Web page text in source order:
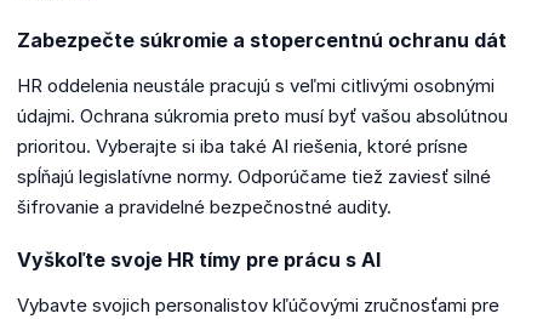
Zabezpečte súkromie a stopercentnú ochranu dát
HR oddelenia neustále pracujú s veľmi citlivými osobnými
údajmi. Ochrana súkromia preto musí byť vašou absolútnou
prioritou. Vyberajte si iba také AI riešenia, ktoré prísne
spĺňajú legislatívne normy. Odporúčame tiež zaviesť silné
šifrovanie a pravidelné bezpečnostné audity.
Vyškoľte svoje HR tímy pre prácu s AI
Vybavte svojich personalistov kľúčovými zručnosťami pre